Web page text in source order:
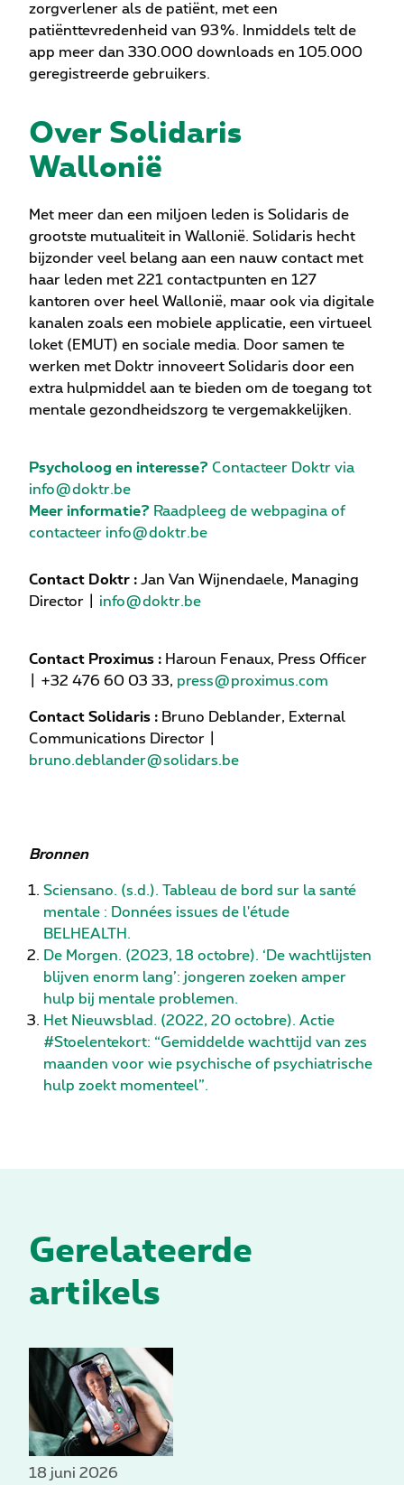
zorgverlener als de patiënt, met een
patiënttevredenheid van 93%. Inmiddels telt de
app meer dan 330.000 downloads en 105.000
geregistreerde gebruikers.
Over Solidaris
Wallonië
Met meer dan een miljoen leden is Solidaris de
grootste mutualiteit in Wallonië. Solidaris hecht
bijzonder veel belang aan een nauw contact met
haar leden met 221 contactpunten en 127
kantoren over heel Wallonië, maar ook via digitale
kanalen zoals een mobiele applicatie, een virtueel
loket (EMUT) en sociale media. Door samen te
werken met Doktr innoveert Solidaris door een
extra hulpmiddel aan te bieden om de toegang tot
mentale gezondheidszorg te vergemakkelijken.
Psycholoog en interesse? Contacteer Doktr via
info@doktr.be
Meer informatie? Raadpleeg de webpagina of
contacteer info@doktr.be
Contact Doktr : Jan Van Wijnendaele, Managing
Director | info@doktr.be
Contact Proximus : Haroun Fenaux, Press Officer
| +32 476 60 03 33, press@proximus.com
Contact Solidaris : Bruno Deblander, External
Communications Director |
bruno.deblander@solidars.be
Bronnen
Sciensano. (s.d.). Tableau de bord sur la santé
mentale : Données issues de l'étude
BELHEALTH.
De Morgen. (2023, 18 octobre). ‘De wachtlijsten
blijven enorm lang’: jongeren zoeken amper
hulp bij mentale problemen.
Het Nieuwsblad. (2022, 20 octobre). Actie
#Stoelentekort: “Gemiddelde wachttijd van zes
maanden voor wie psychische of psychiatrische
hulp zoekt momenteel”.
Gerelateerde
artikels
18 juni 2026